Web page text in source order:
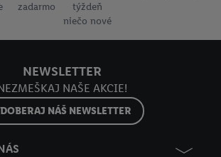
zadarmo
týždeň
niečo nové
NEWSLETTER
NAŠE AKCIE!
NÁŠ NEWSLETTER